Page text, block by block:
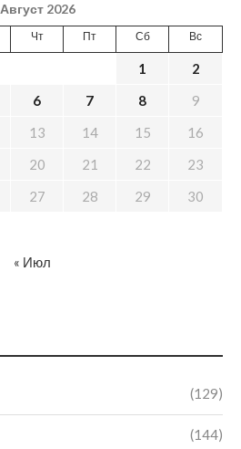
(129)
(144)
Август 2026
Чт Пт Сб Вс
1
2
6 7 8
9
13 14 15
16
20 21 22
23
27 28 29
30
« Июл